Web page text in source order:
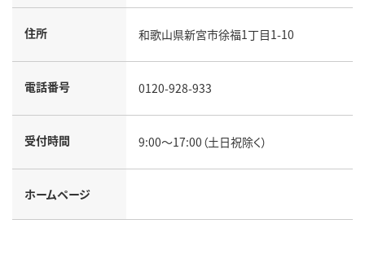
住所 和歌山県新宮市徐福1丁目1-10
電話番号 0120-928-933
受付時間 9:00～17:00（土日祝除く）
ホームページ